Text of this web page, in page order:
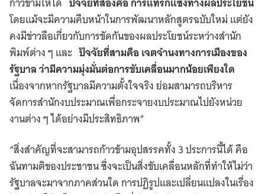
โดยแม้จะมีความคืบหน้าในการพัฒนาหลักสูตรฉบับใหม่ แต่ยัง
คงมีข่าวลือเกี่ยวกับการขัดกันของผลประโยชน์ระหว่างสำนัก
พิมพ์ต่าง ๆ และปัจจัยที่สามคือ เจตจำนงทางการเมืองของ
รัฐบาล ว่ามีความมุ่งมั่นต่อการขับเคลื่อนมากน้อยเพียงใด
เนื่องจากหากรัฐบาลมีความตั้งใจจริง ย่อมสามารถบริหาร
จัดการสำนักงบประมาณเพื่อกระจายงบประมาณไปยังหน่วย
งานต่าง ๆ ได้อย่างมีประสิทธิภาพ”
“สิ่งสำคัญที่จะสามารถก้าวข้ามอุปสรรคทั้ง 3 ประการนี้ได้ คือ
ฉันทามติของประชาชน ซึ่งจะเป็นสิ่งขับเคลื่อนหลักที่ทำให้ไม่ว่า
รัฐบาลจะมาจากภาคส่วนใด การปฏิรูปและเปลี่ยนแปลงในเรื่อง